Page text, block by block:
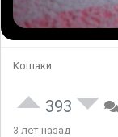
Кошаки
393
3 лет назад